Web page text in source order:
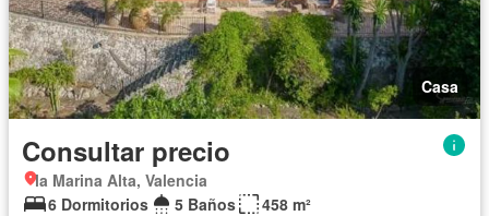
Casa
Consultar precio
la Marina Alta, Valencia
6 Dormitorios
5 Baños
458 m²